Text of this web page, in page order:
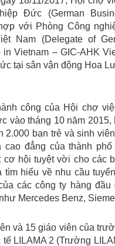
Đức (German
với Phòng Công
Nam (Delegate of
in Vietnam – GIC-AHK
tại sân vận động Hoa
công của Hội chợ
vào tháng 10 năm
2.000 bạn trẻ và sinh
cao đẳng của thành
cơ hội tuyệt vời cho các
tìm hiểu về nhu cầu
các công ty hàng đầu
Mercedes Benz,
và 15 giáo viên của
tế LILAMA 2 (Trường